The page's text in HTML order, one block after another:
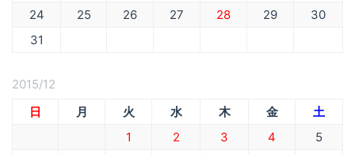
24
25 26 27 28 29
30
31
2015/12
日
月 火 水 木 金
土
1
2 3 4
5